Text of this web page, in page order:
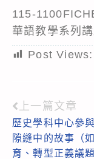
115-
華語教學系列
Post Views:
Read
more
articles
上一篇文章
歷史學科中心參
隙縫中的故事（
育、轉型正義議